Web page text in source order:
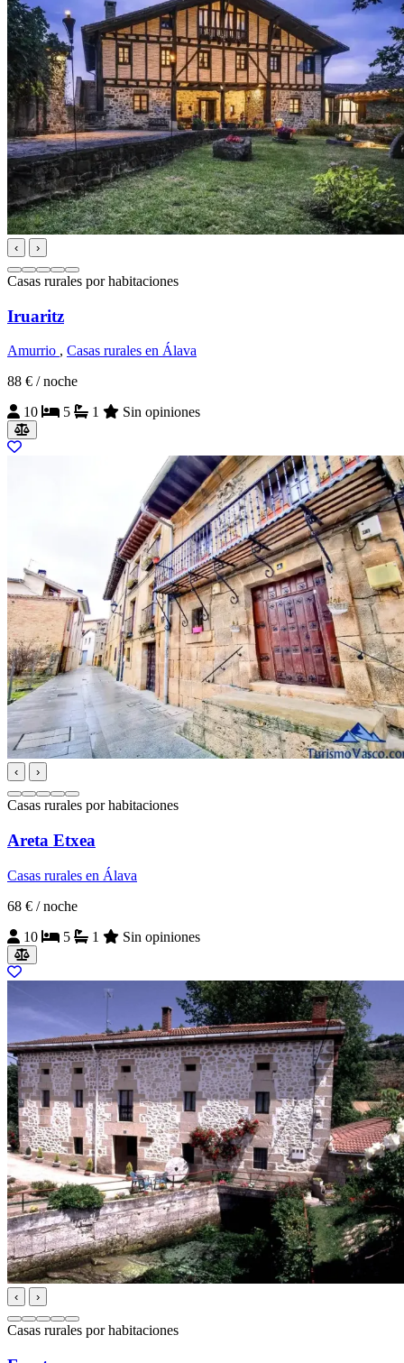
‹ ›
Casas rurales por habitaciones
Iruaritz
Amurrio , Casas rurales en Álava
88 € / noche
10
5 1 Sin opiniones
‹ ›
Casas rurales por habitaciones
Areta Etxea
Casas rurales en Álava
68 € / noche
10
5 1 Sin opiniones
‹ ›
Casas rurales por habitaciones